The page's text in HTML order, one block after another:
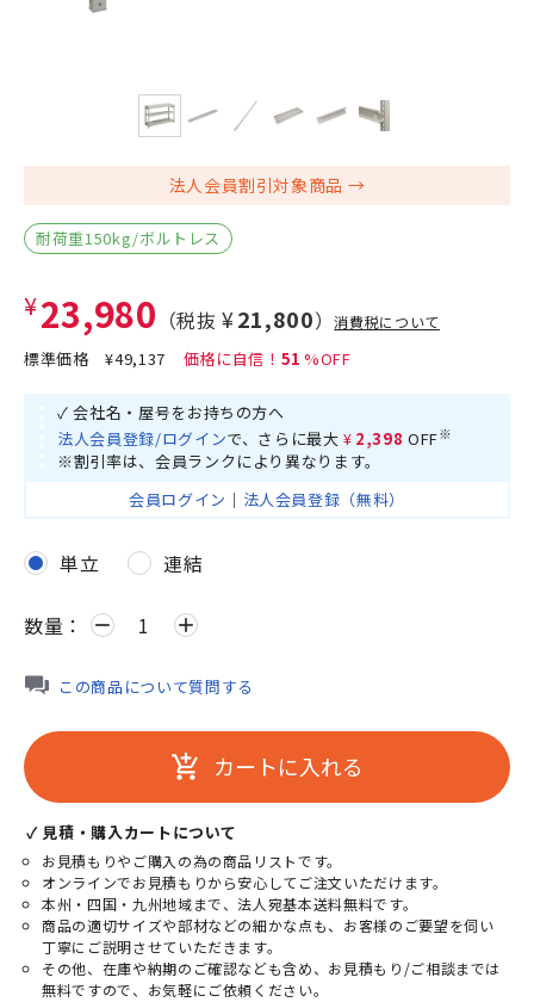
法人会員割引対象商品
耐荷重150kg/ボルトレス
¥23,980 （税抜 ¥21,800）消費税について
標準価格¥49,137 51
✓ 会社名・屋号をお持ちの方へ
法人会員登録/ログインで、さらに最大 ¥2,398 OFF※
※割引率は、会員ランクにより異なります。
会員ログイン ｜ 法人会員登録（無料）
単立 連結
数量： remove add
この商品について質問する
add_shopping_cart カートに入れる
✓ 見積・購入カートについて
お見積もりやご購入の為の商品リストです。
オンラインでお見積もりから安心してご注文いただけます。
本州・四国・九州地域まで、法人宛基本送料無料です。
商品の適切サイズや部材などの細かな点も、お客様のご要望を伺い
丁寧にご説明させていただきます。
その他、在庫や納期のご確認なども含め、お見積もり/ご相談までは
無料ですので、お気軽にご依頼ください。